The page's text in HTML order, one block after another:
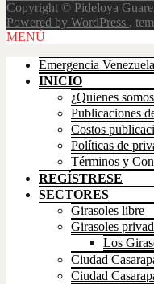
Copyright © Pideloya
Powered by WordPress ,
Scroll
MENÚ
Emergencia Venezuela
INICIO
¿Quienes
Publicaciones
Costos
Políticas de
Términos y
REGÍSTRESE
SECTORES
Girasoles libre
Girasoles
Los
Ciudad
Ciudad